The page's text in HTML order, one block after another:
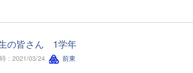
の皆さん 1学年
: 2021/03/24 前東